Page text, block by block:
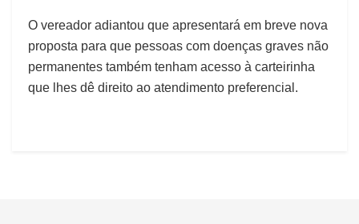
O vereador adiantou que apresentará em breve nova
proposta para que pessoas com doenças graves não
permanentes também tenham acesso à carteirinha
que lhes dê direito ao atendimento preferencial.